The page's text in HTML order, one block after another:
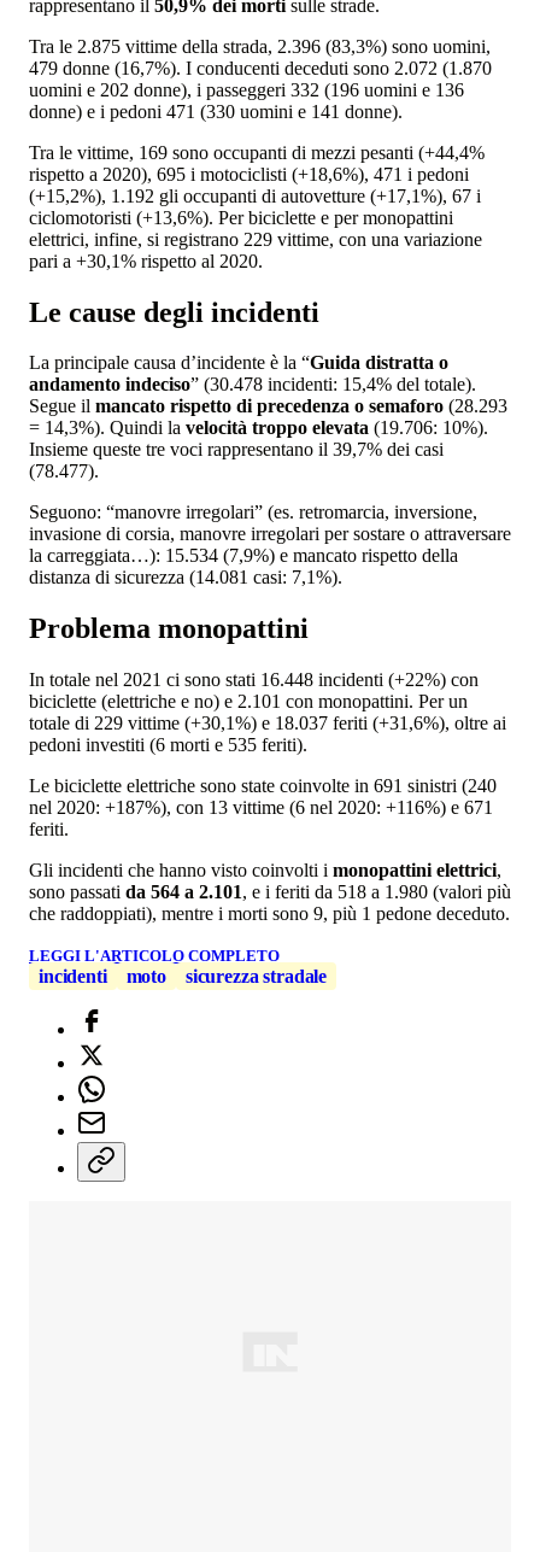
rappresentano il 50,9% dei morti sulle strade.
Tra le 2.875 vittime della strada, 2.396 (83,3%) sono uomini,
479 donne (16,7%). I conducenti deceduti sono 2.072 (1.870
uomini e 202 donne), i passeggeri 332 (196 uomini e 136
donne) e i pedoni 471 (330 uomini e 141 donne).
Tra le vittime, 169 sono occupanti di mezzi pesanti (+44,4%
rispetto a 2020), 695 i motociclisti (+18,6%), 471 i pedoni
(+15,2%), 1.192 gli occupanti di autovetture (+17,1%), 67 i
ciclomotoristi (+13,6%). Per biciclette e per monopattini
elettrici, infine, si registrano 229 vittime, con una variazione
pari a +30,1% rispetto al 2020.
Le cause degli incidenti
La principale causa d’incidente è la “Guida distratta o
andamento indeciso” (30.478 incidenti: 15,4% del totale).
Segue il mancato rispetto di precedenza o semaforo (28.293
= 14,3%). Quindi la velocità troppo elevata (19.706: 10%).
Insieme queste tre voci rappresentano il 39,7% dei casi
(78.477).
Seguono: “manovre irregolari” (es. retromarcia, inversione,
invasione di corsia, manovre irregolari per sostare o attraversare
la carreggiata…): 15.534 (7,9%) e mancato rispetto della
distanza di sicurezza (14.081 casi: 7,1%).
Problema monopattini
In totale nel 2021 ci sono stati 16.448 incidenti (+22%) con
biciclette (elettriche e no) e 2.101 con monopattini. Per un
totale di 229 vittime (+30,1%) e 18.037 feriti (+31,6%), oltre ai
pedoni investiti (6 morti e 535 feriti).
Le biciclette elettriche sono state coinvolte in 691 sinistri (240
nel 2020: +187%), con 13 vittime (6 nel 2020: +116%) e 671
feriti.
Gli incidenti che hanno visto coinvolti i monopattini elettrici,
sono passati da 564 a 2.101, e i feriti da 518 a 1.980 (valori più
che raddoppiati), mentre i morti sono 9, più 1 pedone deceduto.
LEGGI L'ARTICOLO COMPLETO
incidenti moto sicurezza stradale